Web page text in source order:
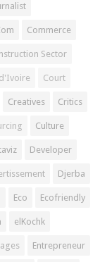
Commerce
Sector
Court
Creatives Critics
Culture
Developer
Djerba
Eco Ecofriendly
elKochk
Entrepreneur